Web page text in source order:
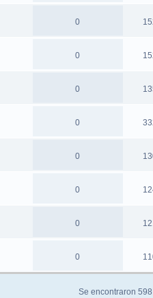
0
0
0
0
0
0
0
0
Se encontraron